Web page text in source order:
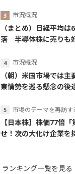
市況概況
（まとめ）日経平均
落 半導体株に売りも
市況概況
（朝）米国市場では
東情勢を巡る懸念の後
市場のテーマを再訪する。
【日本株】株価77倍
せ！次の大化け企業を
ランキング一覧を見る